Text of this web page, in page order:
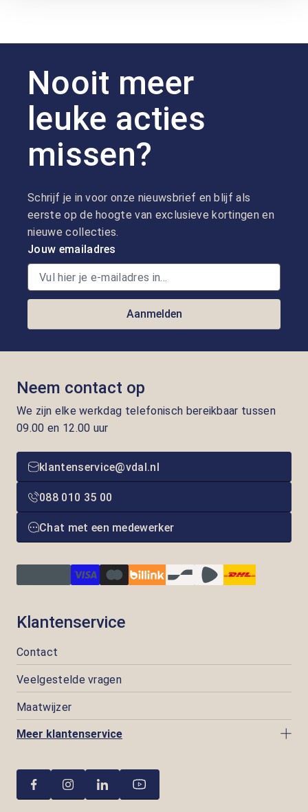
Nooit meer
leuke acties
missen?
Schrijf je in voor onze nieuwsbrief en blijf als
eerste op de hoogte van exclusieve kortingen en
nieuwe collecties.
Jouw emailadres
Aanmelden
Neem contact op
We zijn elke werkdag telefonisch bereikbaar tussen
09.00 en 12.00 uur
klantenservice@vdal.nl
088 010 35 00
Chat met een medewerker
Klantenservice
Contact
Veelgestelde vragen
Maatwijzer
Meer klantenservice